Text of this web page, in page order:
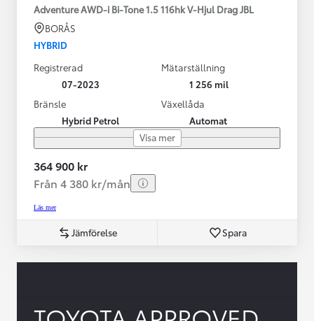
Adventure AWD-i Bi-Tone 1.5 116hk V-Hjul Drag JBL
BORÅS
HYBRID
Registrerad
07-2023
Mätarställning
1 256 mil
Bränsle
Hybrid Petrol
Växellåda
Automat
Visa mer
364 900 kr
Från 4 380 kr/mån
Läs mer
Jämförelse Spara